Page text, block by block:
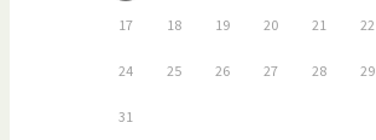
17 18 19 20 21 22
24 25 26 27 28 29
31